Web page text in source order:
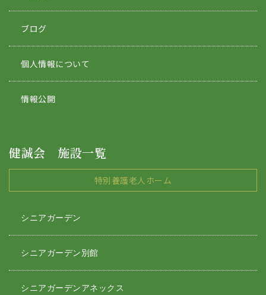
ブログ
個人情報について
情報公開
健誠会 施設一覧
特別養護老人ホーム
シニアガーデン
シニアガーデン別館
シニアガーデンアネックス